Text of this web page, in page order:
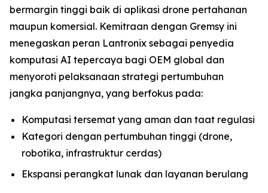
bermargin tinggi baik di aplikasi drone pertahanan
maupun komersial. Kemitraan dengan Gremsy ini
menegaskan peran Lantronix sebagai penyedia
komputasi AI tepercaya bagi OEM global dan
menyoroti pelaksanaan strategi pertumbuhan
jangka panjangnya, yang berfokus pada:
Komputasi tersemat yang aman dan taat regulasi
Kategori dengan pertumbuhan tinggi (drone,
robotika, infrastruktur cerdas)
Ekspansi perangkat lunak dan layanan berulang